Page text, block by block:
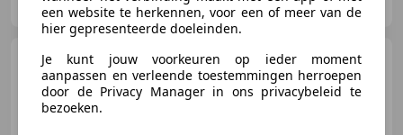
NL-7905 SG HOOGEVEEN
Piaggio Carnaby 300
ZEER FRAAI!
een website te herkennen, voor een of meer van de
hier gepresenteerde doeleinden.
Je kunt jouw voorkeuren op ieder moment
aanpassen en verleende toestemmingen herroepen
door de Privacy Manager in ons privacybeleid te
bezoeken.